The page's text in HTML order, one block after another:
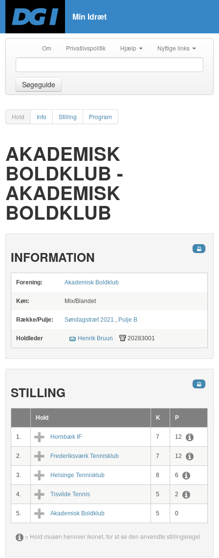
Min Idræt
Om Privatlivspolitik Hjælp Nyttige links
Søgeguide
Hold Info Stilling Program
AKADEMISK
BOLDKLUB -
AKADEMISK
BOLDKLUB
INFORMATION
Forening: Akademisk Boldklub
Køn: Mix/Blandet
Række/Pulje: Søndagstræf 2021 , Pulje B
Holdleder Henrik Bruun 20283001
STILLING
Hold K P
1. Hornbæk IF 7 12
2. Frederiksværk Tennisklub 7 12
3. Helsinge Tennisklub 8 6
4. Tisvilde Tennis 5 2
5. Akademisk Boldklub 5 0
= Hold musen henover ikonet, for at se den anvendte stillingsregel